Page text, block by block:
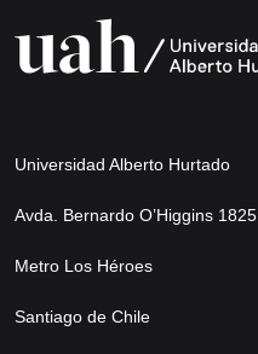
Universidad Alberto Hurtado
Avda. Bernardo O’Higgins 1825
Metro Los Héroes
Santiago de Chile